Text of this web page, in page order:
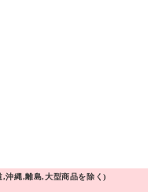
,沖縄,離島,大型商品を除く)